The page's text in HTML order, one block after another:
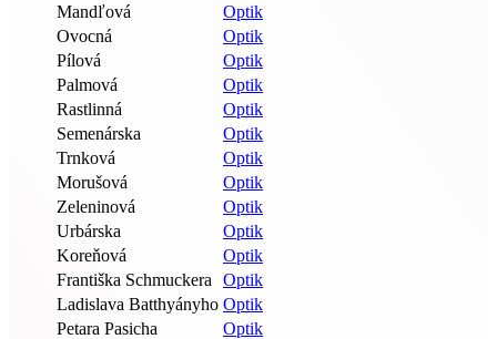
Mandľová
Optik
Ovocná
Optik
Pílová
Optik
Palmová
Optik
Rastlinná
Optik
Semenárska
Optik
Trnková
Optik
Morušová
Optik
Zeleninová
Optik
Urbárska
Optik
Koreňová
Optik
Františka Schmuckera
Optik
Ladislava Batthyányho Optik
Petara Pasicha
Optik